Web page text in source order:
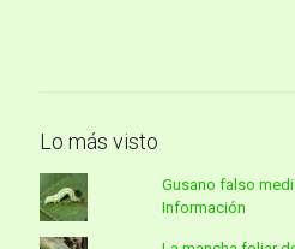
Lo más visto
Gusano falso
Información